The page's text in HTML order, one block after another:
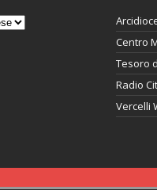
Centro
Tesoro
Radio
Vercelli